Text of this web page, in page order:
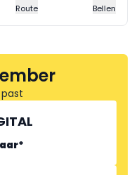
Route Bellen
*